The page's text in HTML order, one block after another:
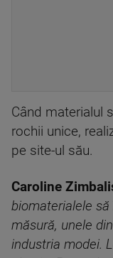
Când materialul
rochii unice,
pe site-ul său.
Caroline
biomaterialele
măsură, unele
industria modei.